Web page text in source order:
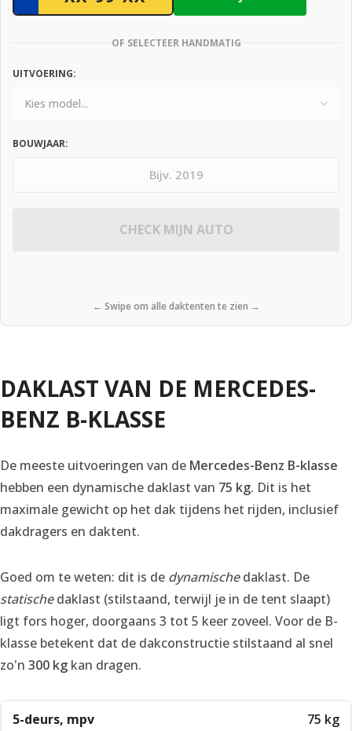
OF SELECTEER HANDMATIG
UITVOERING:
BOUWJAAR:
CHECK MIJN AUTO
← Swipe om alle daktenten te zien →
DAKLAST VAN DE MERCEDES-
BENZ B-KLASSE
De meeste uitvoeringen van de Mercedes-Benz B-klasse
hebben een dynamische daklast van 75 kg. Dit is het
maximale gewicht op het dak tijdens het rijden, inclusief
dakdragers en daktent.
Goed om te weten: dit is de dynamischedaklast. De
statischedaklast (stilstaand, terwijl je in de tent slaapt)
ligt fors hoger, doorgaans 3 tot 5 keer zoveel. Voor de B-
klasse betekent dat de dakconstructie stilstaand al snel
zo'n 300 kg kan dragen.
5-deurs, mpv 75 kg